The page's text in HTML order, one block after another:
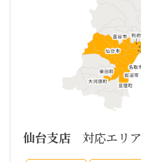
仙台支店 対応エリア